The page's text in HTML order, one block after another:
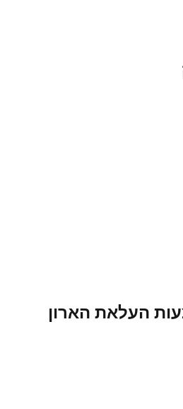
העלאת הארון